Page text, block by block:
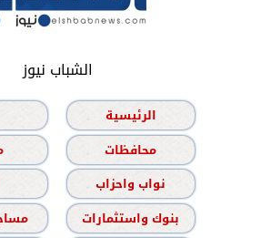
الشباب نيوز
الرئيسية
محافظات
نواب واحزاب
بنوك واستثمارات